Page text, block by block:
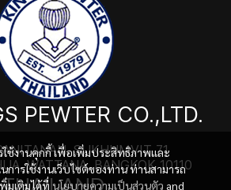
ใช้งานคุกกี้ เพื่อเพิ่มประสิทธิภาพและ
ารใช้งานเว็บไซต์ของท่าน ท่านสามารถ
มเติมได้ที่ นโยบายความเป็นส่วนตัว and
PEWTER CO.,LTD.
SUKHUMVIT 71
WATTANA, BANGKOK 10110
THAILAND